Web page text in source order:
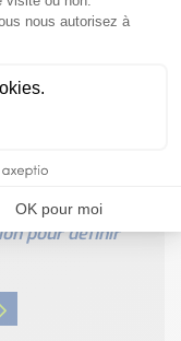
votre
pour définir